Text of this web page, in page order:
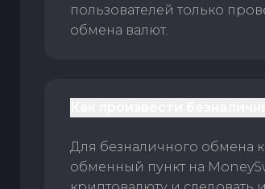
пользователей только
обмена валют.
Для безналичного обмена
обменный пункт на